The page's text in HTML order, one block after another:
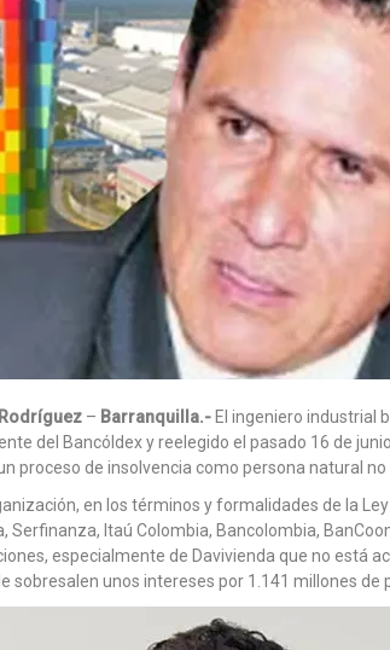
– Barranquilla.- El ingeniero industrial
del Bancóldex y reelegido el pasado 16 de
proceso de insolvencia como persona natural
en los términos y formalidades de la
Serfinanza, Itaú Colombia, Bancolombia,
especialmente de Davivienda que no está
sobresalen unos intereses por 1.141 millones de